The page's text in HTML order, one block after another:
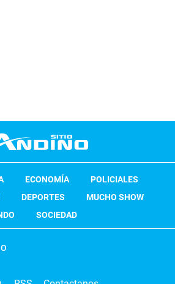
ECONOMÍA
POLICIALES
DEPORTES
MUCHO SHOW
SOCIEDAD